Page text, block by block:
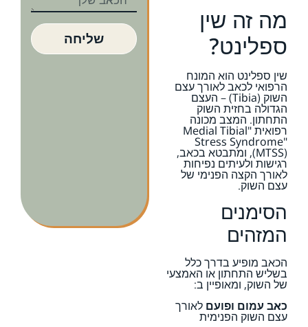
מה זה שין
ספלינט?
שין ספלינט הוא המונח
הרפואי לכאב לאורך עצם
השוק (Tibia) – העצם
הגדולה בחזית השוק
התחתון. המצב מכונה
רפואית "Medial Tibial
Stress Syndrome"
(MTSS), ומתבטא בכאב,
רגישות ולעיתים נפיחות
לאורך הקצה הפנימי של
עצם השוק.
הסימנים
המזהים
הכאב מופיע בדרך כלל
בשליש התחתון או האמצעי
של השוק, ומאופיין ב:
כאב עמום ופועם לאורך
עצם השוק הפנימית
שליחה